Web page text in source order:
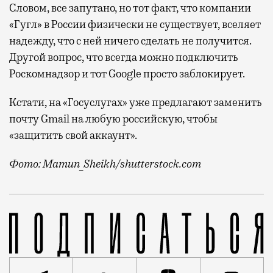
Словом, все запутано, но тот факт, что компании
«Гугл» в России физически не существует, вселяет
надежду, что с ней ничего сделать не получится.
Другой вопрос, что всегда можно подключить
Роскомнадзор и тот Google просто заблокирует.
Кстати, на «Госуслугах» уже предлагают заменить
почту Gmail на любую российскую, чтобы
«защитить свой аккаунт».
Фото: Mamun_Sheikh/shutterstock.com
Как бы ни хотелось российским властям всегда во